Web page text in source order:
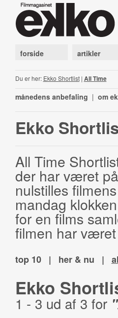
forside artikler
Du er her: Ekko Shortlist| All Time
månedens anbefaling | om
Ekko
All Time
der har været
nulstilles
mandag
for en films
filmen har
top 10 | her & nu |
Ekko
1 - 3 ud af 3 for